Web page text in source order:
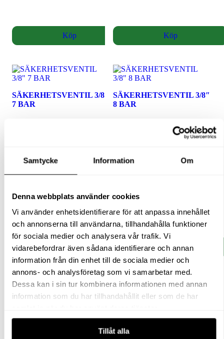
Samtycke Information Om
Denna webbplats använder cookies
Vi använder enhetsidentifierare för att anpassa innehållet
och annonserna till användarna, tillhandahålla funktioner
för sociala medier och analysera vår trafik. Vi
vidarebefordrar även sådana identifierare och annan
information från din enhet till de sociala medier och
annons- och analysföretag som vi samarbetar med.
Dessa kan i sin tur kombinera informationen med annan
information som du har tillhandahållit eller som de har
Tillåt alla
Köp Köp
SÄKERHETSVENTIL 3/8″
7 BAR
Köp
SÄKERHETSVENTIL 3/8″
8 BAR
Köp
653kr